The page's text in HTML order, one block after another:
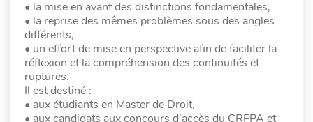
• la mise en avant des distinctions fondamentales,
• la reprise des mêmes problèmes sous des angles
différents,
• un effort de mise en perspective afin de faciliter la
réflexion et la compréhension des continuités et
ruptures.
Il est destiné :
• aux étudiants en Master de Droit,
• aux candidats aux concours d’accès du CRFPA et